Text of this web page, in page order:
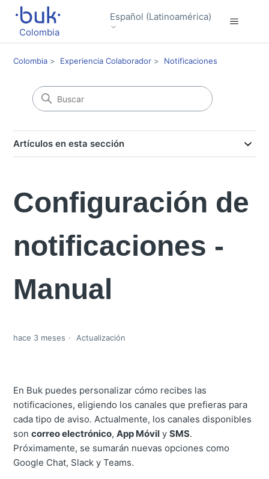
Colombia
Español (Latinoamérica)
Colombia Experiencia Colaborador Notificaciones
Artículos en esta sección
Configuración de
notificaciones -
Manual
hace 3 meses Actualización
En Buk puedes personalizar cómo recibes las
notificaciones, eligiendo los canales que prefieras para
cada tipo de aviso. Actualmente, los canales disponibles
soncorreo electrónico,App Móvil ySMS.
Próximamente, se sumarán nuevas opciones como
Google Chat, Slack y Teams.